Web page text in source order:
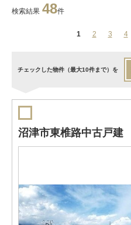
検索結果 48件
1 2 3 4
チェックした物件（最大10件まで）を
沼津市東椎路中古戸建